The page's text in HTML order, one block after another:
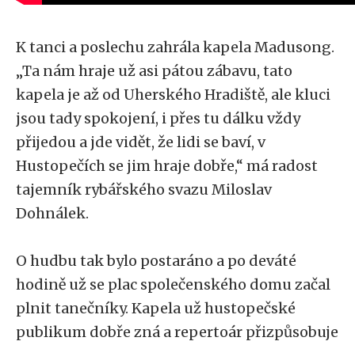
K tanci a poslechu zahrála kapela Madusong.
„Ta nám hraje už asi pátou zábavu, tato
kapela je až od Uherského Hradiště, ale kluci
jsou tady spokojení, i přes tu dálku vždy
přijedou a jde vidět, že lidi se baví, v
Hustopečích se jim hraje dobře,“ má radost
tajemník rybářského svazu Miloslav
Dohnálek.
O hudbu tak bylo postaráno a po deváté
hodině už se plac společenského domu začal
plnit tanečníky. Kapela už hustopečské
publikum dobře zná a repertoár přizpůsobuje